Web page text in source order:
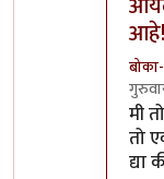
आहे!
In
मी
तो
द्या